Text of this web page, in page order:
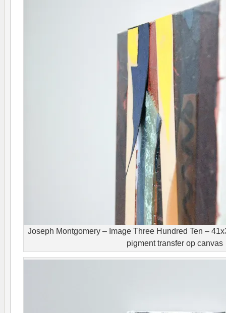
Joseph Montgomery – Image Three Hundred Ten –
pigment transfer op canvas